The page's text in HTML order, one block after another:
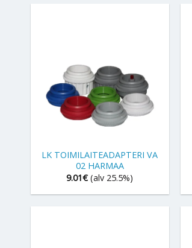
LK TOIMILAITEADAPTERI VA
02 HARMAA
9.01€ (alv 25.5%)